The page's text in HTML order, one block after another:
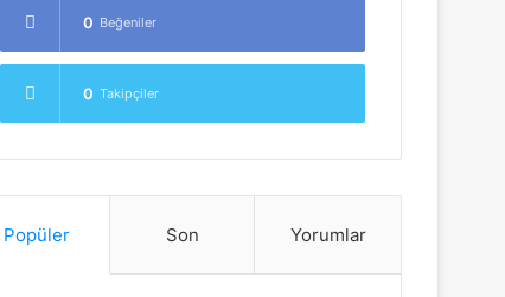
0 Beğeniler
0 Takipçiler
Popüler Son Yorumlar